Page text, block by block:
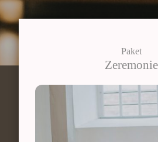
Paket
Zeremonie